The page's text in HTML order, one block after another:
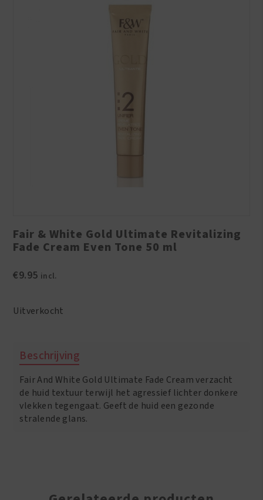
Fair & White Gold Ultimate Revitalizing
Fade Cream Even Tone 50 ml
€9.95 incl.
Uitverkocht
Beschrijving
Fair And White Gold Ultimate Fade Cream verzacht
de huid textuur terwijl het agressief lichter donkere
vlekken tegengaat. Geeft de huid een gezonde
stralende glans.